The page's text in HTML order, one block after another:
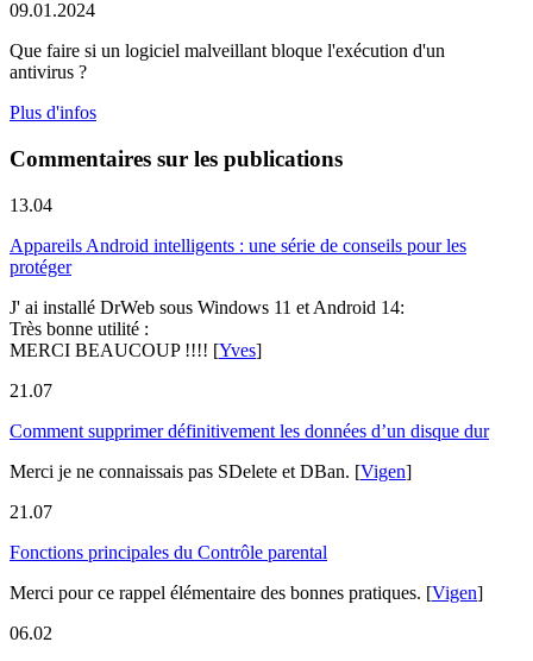
09.01.2024
Que faire si un logiciel malveillant bloque l'exécution d'un
antivirus ?
Plus d'infos
Commentaires sur les publications
13.04
Appareils Android intelligents : une série de conseils pour les
protéger
J' ai installé DrWeb sous Windows 11 et Android 14:
Très bonne utilité :
MERCI BEAUCOUP !!!! [Yves]
21.07
Comment supprimer définitivement les données d’un disque dur
Merci je ne connaissais pas SDelete et DBan. [Vigen]
21.07
Fonctions principales du Contrôle parental
Merci pour ce rappel élémentaire des bonnes pratiques. [Vigen]
06.02